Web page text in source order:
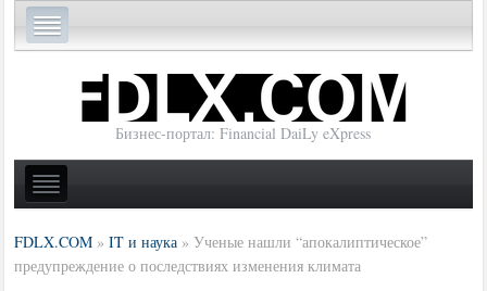
Бизнес-портал: Financial DaiLy eXpress
FDLX.COM »IT и наука »Ученые нашли “апокалиптическое”
предупреждение о последствиях изменения климата